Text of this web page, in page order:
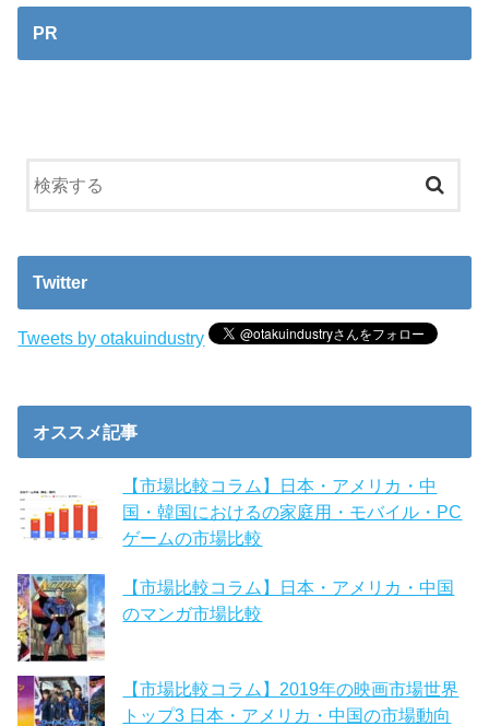
PR
Twitter
Tweets by otakuindustry
オススメ記事
【市場比較コラム】日本・アメリカ・中
国・韓国におけるの家庭用・モバイル・PC
ゲームの市場比較
【市場比較コラム】日本・アメリカ・中国
のマンガ市場比較
【市場比較コラム】2019年の映画市場世界
トップ3 日本・アメリカ・中国の市場動向